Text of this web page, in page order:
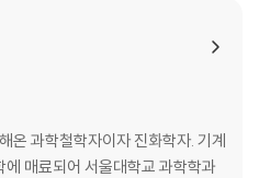
온 과학철학자이자 진화학자. 기계
매료되어 서울대학교 과학학과